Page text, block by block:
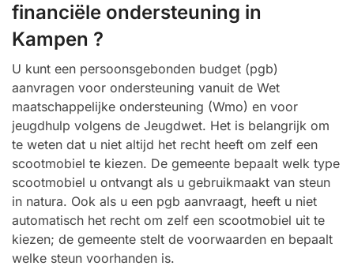
financiële ondersteuning in
Kampen ?
U kunt een persoonsgebonden budget (pgb)
aanvragen voor ondersteuning vanuit de Wet
maatschappelijke ondersteuning (Wmo) en voor
jeugdhulp volgens de Jeugdwet. Het is belangrijk om
te weten dat u niet altijd het recht heeft om zelf een
scootmobiel te kiezen. De gemeente bepaalt welk type
scootmobiel u ontvangt als u gebruikmaakt van steun
in natura. Ook als u een pgb aanvraagt, heeft u niet
automatisch het recht om zelf een scootmobiel uit te
kiezen; de gemeente stelt de voorwaarden en bepaalt
welke steun voorhanden is.